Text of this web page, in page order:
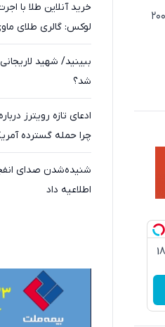
هر گرم طلا ۱۸ عیار با کاهش ۴۹ هزار تومانی، به ۱۹ میلیون و ۵۷۶ هزار و ۲۰۰
خانگی 180
خرید آنلاین طلا با
لوکس: گالری طلای
ببینید/ شهید
شد؟
ادعای تازه رویترز
چرا حمله گسترده
شنیده‌شدن صدای
اطلاعیه داد